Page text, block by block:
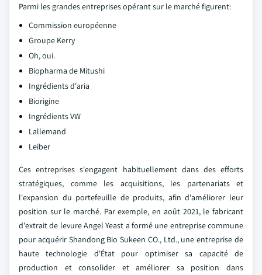
Parmi les grandes entreprises opérant sur le marché figurent:
Commission européenne
Groupe Kerry
Oh, oui.
Biopharma de Mitushi
Ingrédients d'aria
Biorigine
Ingrédients VW
Lallemand
Leiber
Ces entreprises s'engagent habituellement dans des efforts
stratégiques, comme les acquisitions, les partenariats et
l'expansion du portefeuille de produits, afin d'améliorer leur
position sur le marché. Par exemple, en août 2021, le fabricant
d'extrait de levure Angel Yeast a formé une entreprise commune
pour acquérir Shandong Bio Sukeen CO., Ltd., une entreprise de
haute technologie d'État pour optimiser sa capacité de
production et consolider et améliorer sa position dans